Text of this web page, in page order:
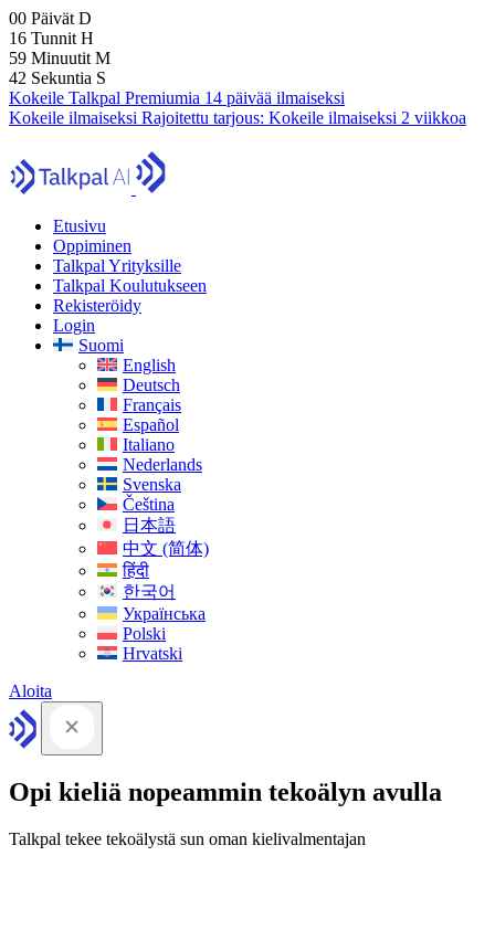
00 Päivät D
16 Tunnit H
59 Minuutit M
41 Sekuntia S
Kokeile Talkpal Premiumia 14 päivää ilmaiseksi
Kokeile ilmaiseksi Rajoitettu tarjous: Kokeile ilmaiseksi 2 viikkoa
Etusivu
Oppiminen
Talkpal Yrityksille
Talkpal Koulutukseen
Rekisteröidy
Login
Suomi
English
Deutsch
Français
Español
Italiano
Nederlands
Svenska
Čeština
日本語
中文 (简体)
हिंदी
한국어
Українська
Polski
Hrvatski
Aloita
Opi kieliä nopeammin tekoälyn avulla
Talkpal tekee tekoälystä sun oman kielivalmentajan